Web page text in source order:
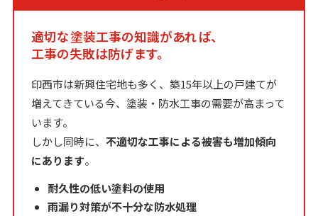
適切な塗装工事の知識があれば、
工事の失敗は防げます。
印西市は新興住宅地も多く、築15年以上の戸建てが
増えてきている今、塗装・防水工事の需要が高まって
います。
しかし同時に、不適切な工事による被害も増加傾向
にあります。
耐久性の低い塗料の使用
雨漏り対策が不十分な防水処理